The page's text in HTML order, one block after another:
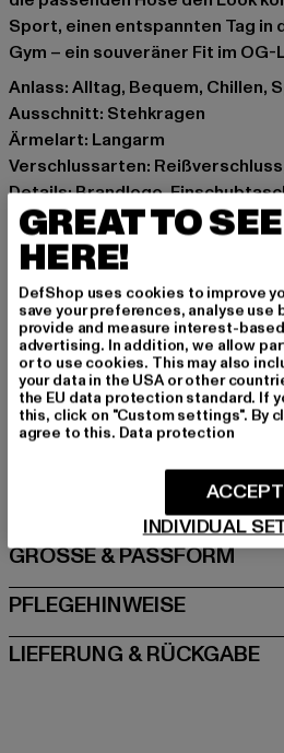
Sport, einen entspannten Tag in
Gym – ein souveräner Fit im OG-
Anlass: Alltag, Bequem, Chillen,
Ausschnitt: Stehkragen
Ärmelart: Langarm
Verschlussarten:
Details: Brandlogo,
Schnitt: Normal
Marke: Sergio Tacchini
Kat.: Jogginganzüge
Farbe: blau
Hersteller Farbe: navy/vintage
Materialzusammensetzung:
Art.Nr: ST41157-22139
Hersteller: Movin SARL |
GRÖSSE & PASSFORM
PFLEGEHINWEISE
LIEFERUNG & RÜCKGABE
GREAT TO
HERE!
DefShop uses cookies to improve
save your preferences, analyse use
provide and measure interest-
advertising. In addition, we allow
or to use cookies. This may also
your data in the USA or other
the EU data protection standard. If
this, click on "Custom settings". By
agree to this. Data protection
INDIVIDUAL
ACCEPT